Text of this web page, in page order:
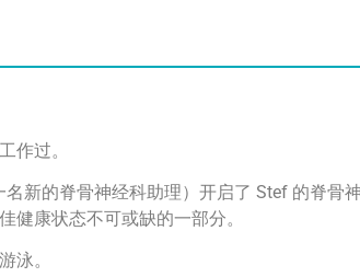
作过。
新的脊骨神经科助理）开启了 Stef 的脊骨
健康状态不可或缺的一部分。
泳。